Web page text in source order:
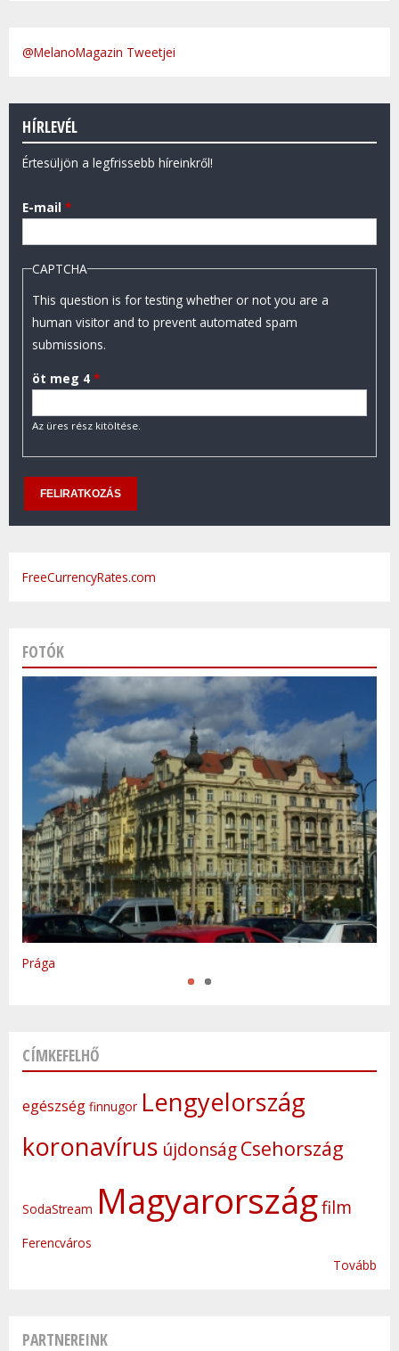
@MelanoMagazin Tweetjei
HÍRLEVÉL
Értesüljön a legfrissebb híreinkről!
E-mail *
CAPTCHA
This question is for testing whether or not you are a
human visitor and to prevent automated spam
submissions.
öt meg 4 *
Az üres rész kitöltése.
FreeCurrencyRates.com
FOTÓK
Prága
Varsó
CÍMKEFELHŐ
egészség finnugor Lengyelország
koronavírus újdonságCsehország
SodaStream Magyarországfilm
Ferencváros
Tovább
PARTNEREINK